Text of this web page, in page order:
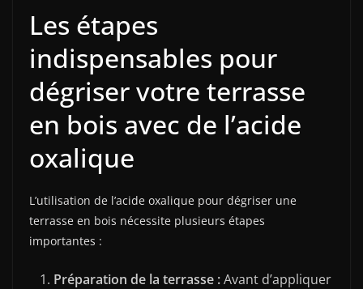
Les étapes
indispensables pour
dégriser votre terrasse
en bois avec de l’acide
oxalique
L’utilisation de l’acide oxalique pour dégriser une
terrasse en bois nécessite plusieurs étapes
importantes :
Préparation de la terrasse :Avant d’appliquer